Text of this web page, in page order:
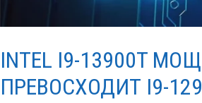
INTEL I9-13900T
ПРЕВОСХОДИТ I9-